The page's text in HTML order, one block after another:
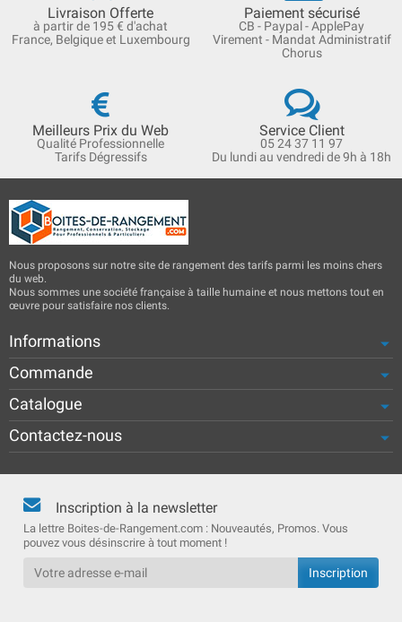
Livraison Offerte
à partir de 195 € d'achat
France, Belgique et Luxembourg
Paiement sécurisé
CB - Paypal - ApplePay
Virement - Mandat Administratif
Chorus
Meilleurs Prix du Web
Qualité Professionnelle
Tarifs Dégressifs
Service Client
05 24 37 11 97
Du lundi au vendredi de 9h à 18h
Nous proposons sur notre site de rangement des tarifs parmi les moins chers
du web.
Nous sommes une société française à taille humaine et nous mettons tout en
œuvre pour satisfaire nos clients.
Informations
Commande
Catalogue
Contactez-nous
Inscription à la newsletter
La lettre Boites-de-Rangement.com : Nouveautés, Promos. Vous
pouvez vous désinscrire à tout moment !